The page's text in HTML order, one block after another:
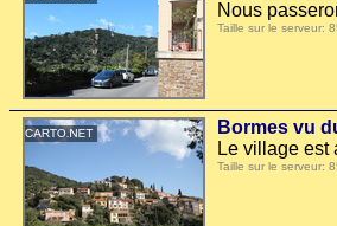
Nous
Taille sur le serveur:
Bormes vu
Le village est
Taille sur le serveur: